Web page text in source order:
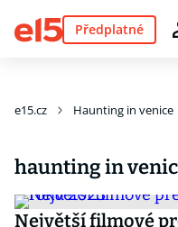
Předplatné
e15.cz Haunting in venice
haunting in
Největší filmové